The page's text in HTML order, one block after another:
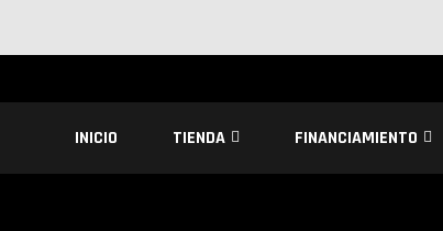
INICIO TIENDA FINANCIAMIENTO